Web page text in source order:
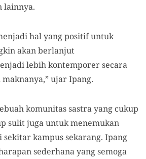
lainnya.
hal yang positif untuk
akan berlanjut
lebih kontemporer secara
ujar Ipang.
komunitas sastra yang cukup
sulit juga untuk menemukan
sekitar kampus sekarang. Ipang
sederhana yang semoga